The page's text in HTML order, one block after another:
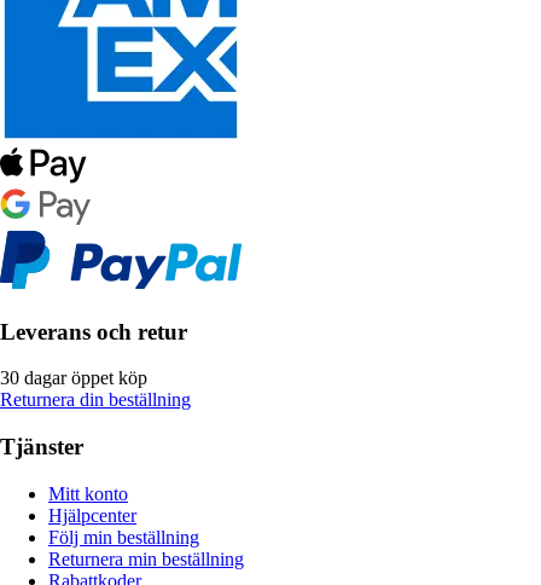
Leverans och retur
30 dagar öppet köp
Returnera din beställning
Tjänster
Mitt konto
Hjälpcenter
Följ min beställning
Returnera min beställning
Rabattkoder